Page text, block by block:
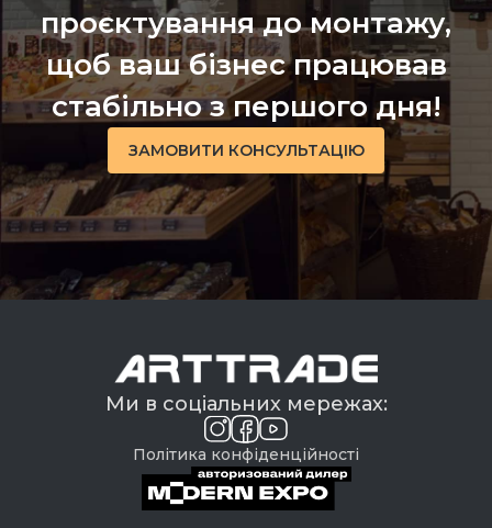
проєктування до монтажу,
щоб ваш бізнес працював
стабільно з першого дня!
ЗАМОВИТИ КОНСУЛЬТАЦІЮ
Ми в соціальних мережах:
Політика конфіденційності